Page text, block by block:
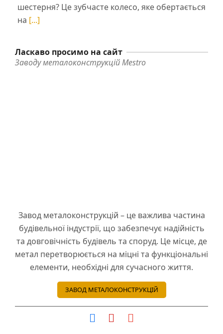
шестерня? Це зубчасте колесо, яке обертається
на [...]
Ласкаво просимо на сайт
Заводу металоконструкцій Mestro
Завод металоконструкцій – це важлива частина
будівельної індустрії, що забезпечує надійність
та довговічність будівель та споруд. Це місце, де
метал перетворюється на міцні та функціональні
елементи, необхідні для сучасного життя.
ЗАВОД МЕТАЛОКОНСТРУКЦІЙ